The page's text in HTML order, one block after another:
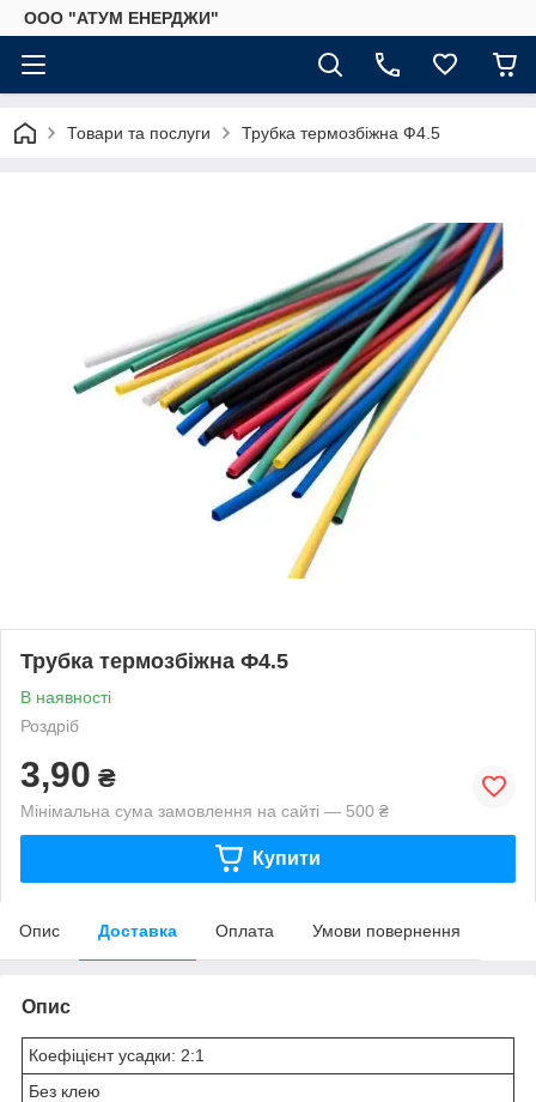
ООО "АТУМ ЕНЕРДЖИ"
Товари та послуги Трубка термозбіжна Ф4.5
Трубка термозбіжна Ф4.5
В наявності
Роздріб
3,90 ₴
Мінімальна сума замовлення на сайті — 500 ₴
Купити
Опис Доставка Оплата Умови повернення
Опис
Коефіцієнт усадки: 2:1
Без клею